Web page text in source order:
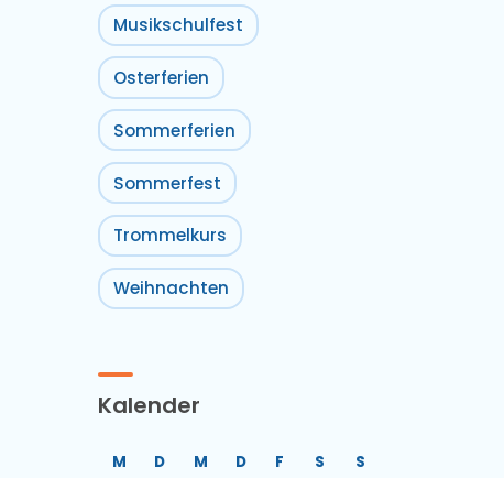
Musikschulfest
Osterferien
Sommerferien
Sommerfest
Trommelkurs
Weihnachten
Kalender
M D M D F S S